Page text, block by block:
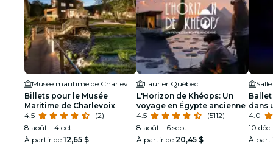
Musée maritime de Charlevoix
Billets pour le Musée
Maritime de Charlevoix
4.5
(2)
8 août - 4 oct.
À partir de 12,65 $
Laurier Québec
L'Horizon de Khéops: Un
voyage en Égypte ancienne
4.5
(5112)
8 août - 6 sept.
À partir de 20,45 $
dans
4.0
10
À